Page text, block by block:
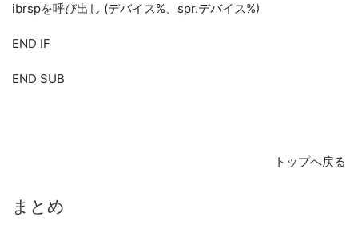
ibrspを呼び出し (デバイス%、spr.デバイス%)
END IF
END SUB
トップへ戻る
まとめ